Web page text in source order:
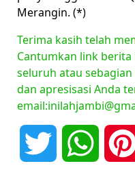
Merangin. (*)
Terima kasih telah
Cantumkan link
seluruh atau
dan apresisasi Anda
Twitter